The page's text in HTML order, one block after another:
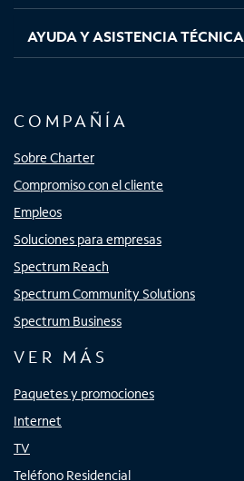
AYUDA Y ASISTENCIA TÉCNICA
COMPAÑÍA
Sobre Charter
Compromiso con el cliente
Empleos
Soluciones para empresas
Spectrum Reach
Spectrum Community Solutions
Spectrum Business
VER MÁS
Paquetes y promociones
Internet
TV
Teléfono Residencial